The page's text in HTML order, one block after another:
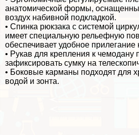
анатомической формы,
воздух набивной подкладкой.
• Спинка рюкзака с системой
имеет специальную рельефную
обеспечивает удобное
• Рукав для крепления к чемодану
зафиксировать сумку на
• Боковые карманы подходят для
водой и зонта.